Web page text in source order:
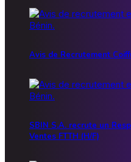
Avis de Recrutement
SBIN S.A. recrute un
Ventes FTTH (H/F)